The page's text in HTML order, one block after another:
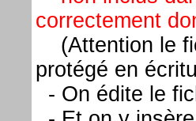
correctement
(Attention le
protégé en
- On édite le